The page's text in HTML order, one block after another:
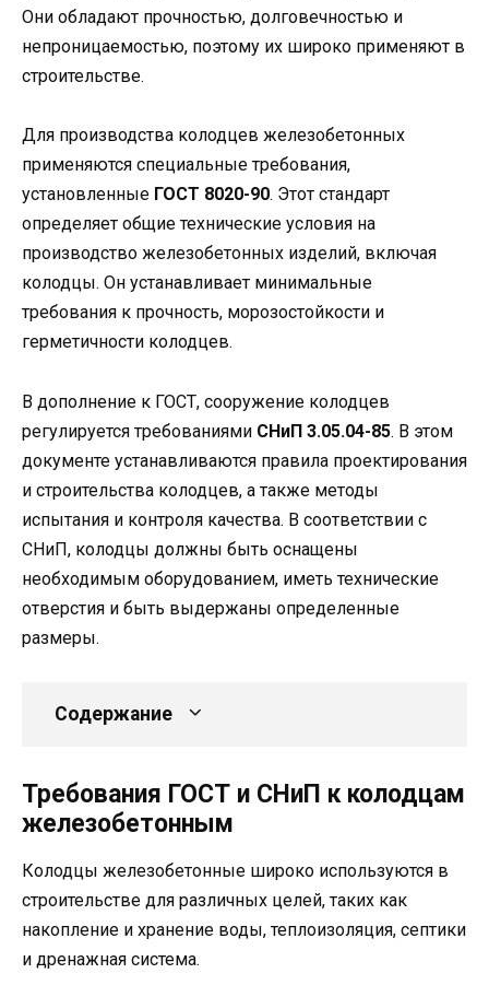
Они обладают прочностью, долговечностью и
непроницаемостью, поэтому их широко применяют в
строительстве.
Для производства колодцев железобетонных
применяются специальные требования,
установленные ГОСТ 8020-90. Этот стандарт
определяет общие технические условия на
производство железобетонных изделий, включая
колодцы. Он устанавливает минимальные
требования к прочность, морозостойкости и
герметичности колодцев.
В дополнение к ГОСТ, сооружение колодцев
регулируется требованиями СНиП 3.05.04-85. В этом
документе устанавливаются правила проектирования
и строительства колодцев, а также методы
испытания и контроля качества. В соответствии с
СНиП, колодцы должны быть оснащены
необходимым оборудованием, иметь технические
отверстия и быть выдержаны определенные
размеры.
Содержание
Требования ГОСТ и СНиП к колодцам
железобетонным
Колодцы железобетонные широко используются в
строительстве для различных целей, таких как
накопление и хранение воды, теплоизоляция, септики
и дренажная система.